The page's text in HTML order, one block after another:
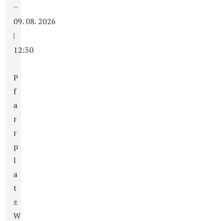
–
09. 08. 2026
|
12:30
P
f
a
r
r
p
l
a
t
z
W